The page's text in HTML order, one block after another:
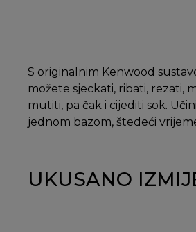
S originalnim Kenwood
možete sjeckati, ribati, rezati,
mutiti, pa čak i cijediti sok.
jednom bazom, štedeći
UKUSANO